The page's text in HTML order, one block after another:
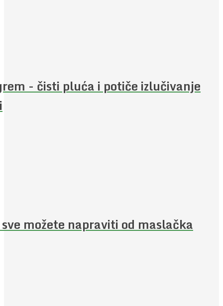
- čisti pluća i potiče izlučivanje
možete napraviti od maslačka